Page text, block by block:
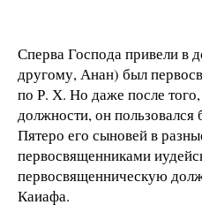
Сперва Господа привели в
другому, Анан) был
по Р. Х. Но даже после
должности, он
Пятеро его сыновей в
первосвященниками
первосвященническую
Каиафа.